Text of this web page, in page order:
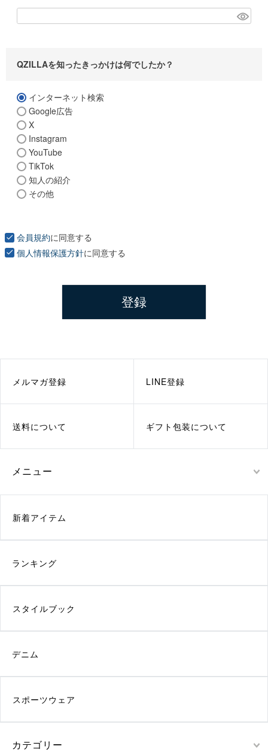
須
QZILLAを知ったきっかけは何でしたか？
インターネット検索
Google広告
X
Instagram
YouTube
TikTok
知人の紹介
その他
会員規約に同意する
個人情報保護方針に同意する
登録
メルマガ登録 LINE登録
送料について ギフト包装について
メニュー
新着アイテム
ランキング
スタイルブック
デニム
スポーツウェア
カテゴリー